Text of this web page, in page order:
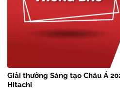
Giải thưởng Sáng tạo Châu Á
Hitachi